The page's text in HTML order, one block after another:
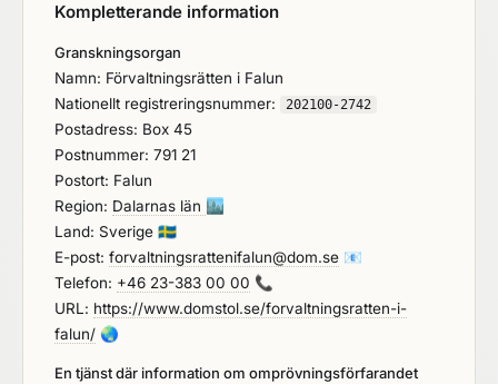
Kompletterande information
Granskningsorgan
Namn: Förvaltningsrätten i Falun
Nationellt registreringsnummer:
202100-2742
Postadress: Box 45
Postnummer: 791 21
Postort: Falun
Region: Dalarnas län 🏙️
Land: Sverige 🇸🇪
E-post: forvaltningsrattenifalun@dom.se 📧
Telefon: +46 23-383 00 00 📞
URL: https://www.domstol.se/forvaltningsratten-i-
falun/ 🌏
En tjänst där information om omprövningsförfarandet